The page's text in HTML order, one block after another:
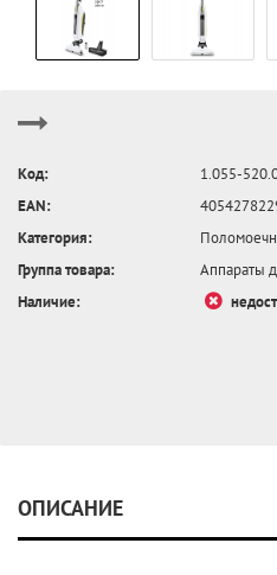
Код:
1.055-
EAN:
Категория:
Группа товара:
Аппараты
Наличие:
ОПИСАНИЕ